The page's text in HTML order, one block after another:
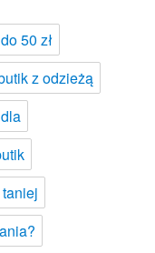
50 zł
z odzieżą